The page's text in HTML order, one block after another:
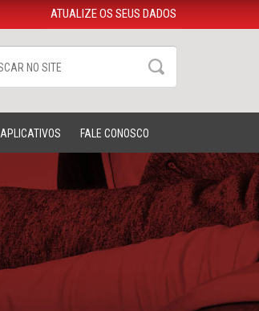
ATUALIZE OS SEUS DADOS
APLICATIVOS FALE CONOSCO